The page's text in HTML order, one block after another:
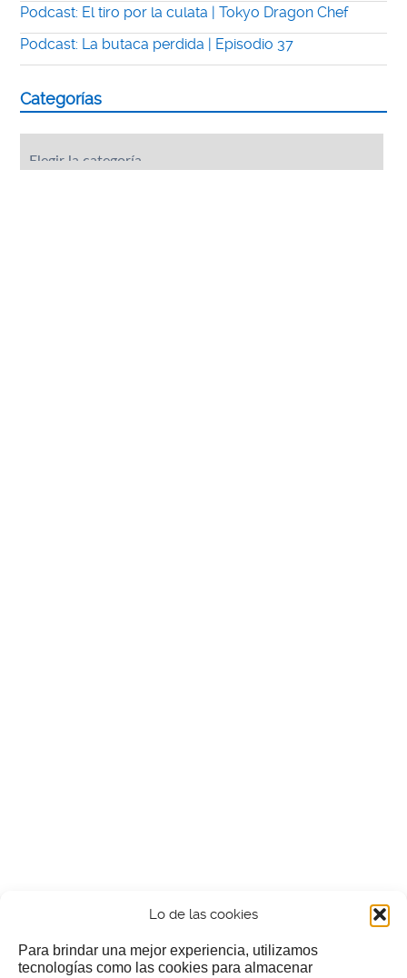
Lo de las cookies
Para brindar una mejor experiencia, utilizamos
tecnologías como las cookies para almacenar
Podcast: El tiro por la culata | Tokyo Dragon Chef
Podcast: La butaca perdida | Episodio 37
Categorías